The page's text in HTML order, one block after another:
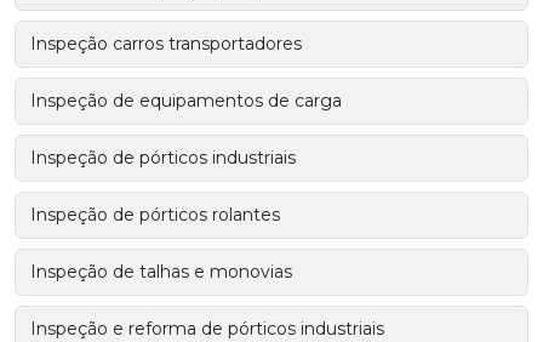
Inspeção carros transportadores
Inspeção de equipamentos de carga
Inspeção de pórticos industriais
Inspeção de pórticos rolantes
Inspeção de talhas e monovias
Inspeção e reforma de pórticos industriais